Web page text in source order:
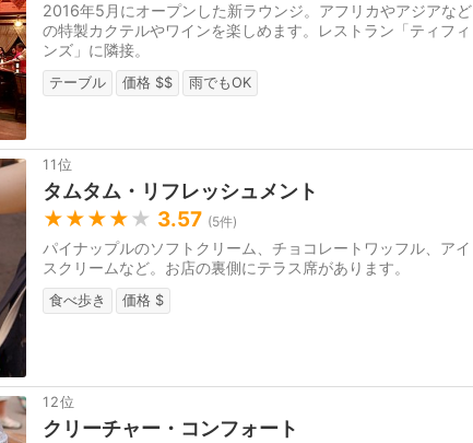
2016年5月にオープンした新ラウンジ。アフリカやアジアなど
の特製カクテルやワインを楽しめます。レストラン「ティフィ
ンズ」に隣接。
テーブル 価格 $$ 雨でもOK
11位
タムタム・リフレッシュメント
★★★★ ★ 3.57 (5件)
パイナップルのソフトクリーム、チョコレートワッフル、アイ
スクリームなど。お店の裏側にテラス席があります。
食べ歩き 価格 $
12位
クリーチャー・コンフォート